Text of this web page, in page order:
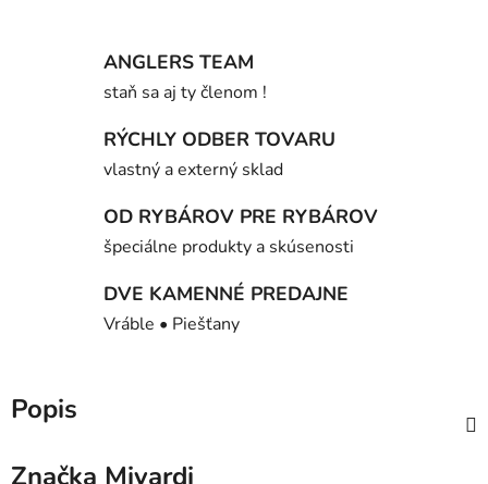
ANGLERS TEAM
staň sa aj ty členom !
RÝCHLY ODBER TOVARU
vlastný a externý sklad
OD RYBÁROV PRE RYBÁROV
špeciálne produkty a skúsenosti
DVE KAMENNÉ PREDAJNE
Vráble • Piešťany
Popis
Značka Mivardi